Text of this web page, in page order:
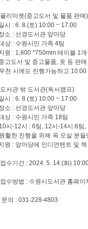
리마켓(중고도서 및 물품 판매)
시 : 6. 8.(토) 10:00 ~ 17:00
소 : 선경도서관 앞마당
상 : 수원시민 가족 4팀
원 : 1,800 *750mm 테이블 1
고도서 및 중고물품, 옷 등 판매
천 시에도 진행가능하고
서관 밖 도서관(독서캠프)
시 : 6. 8.(토) 10:00 ~ 17:00
소 : 선경도서관 앞마당
상 : 수원시민 가족 18팀
시-12시 : 6팀, 12시-14시:6팀
활한 진행을 위해 꼭 오실 분
원 : 앞마당에 인디언텐트 및
수기간 : 2024. 5. 14.(화)
수방법 : 수원시도서관 홈페
문의 : 031-228-4803